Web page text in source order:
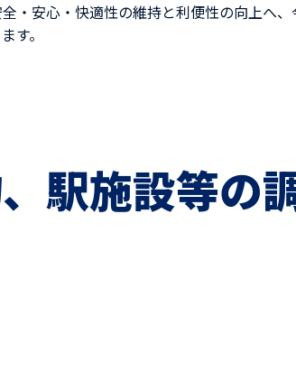
・安心・快適性の維持と利便性の向上へ
す。
駅施設等の